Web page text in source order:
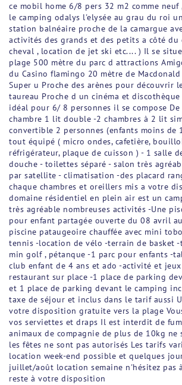
ce mobil home 6/8 pers 32 m2 comme neuf
le camping odalys l'elysée au grau du roi
station balnéaire proche de la camargue
activités des grands et des petits a côté du
cheval , location de jet ski etc.... ) Il se
plage 500 mètre du parc d attractions
du Casino flamingo 20 mètre de
Super u Proche des arènes pour découvrir
taureau Proche d un cinéma et
idéal pour 6/ 8 personnes il se compose De
chambre 1 lit double -2 chambres à 2 lit
convertible 2 personnes (enfants moins de
tout équipé ( micro ondes, cafetière,
réfrigérateur, plaque de cuisson ) - 1 salle
douche - toilettes séparé - salon très
par satellite - climatisation -des placard
chaque chambres et oreillers mis a votre
domaine résidentiel en plein air est un
très agréable nombreuses activités -Une
pour enfant partagée ouverte du 08 avril
piscine pataugeoire chauffée avec mini
tennis -location de vélo -terrain de basket
min golf , pétanque -1 parc pour enfants -
club enfant de 4 ans et ado -activité et
restaurant sur place -1 place de parking
et 1 place de parking devant le camping
taxe de séjour et inclus dans le tarif aussi
votre disposition gratuite vers la plage
vos serviettes et draps Il est interdit de
animaux de compagnie de plus de 10kg ne
les fêtes ne sont pas autorisés Les tarifs
location week-end possible et quelques
juillet/août location semaine n'hésitez pas
reste à votre disposition